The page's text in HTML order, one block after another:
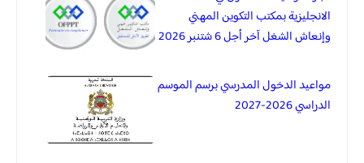
الانجليزية بمكتب التكوين المهني
وإنعاش الشغل آخر أجل 6 شتنبر 2026
مواعيد الدخول المدرسي برسم الموسم
الدراسي 2026-2027